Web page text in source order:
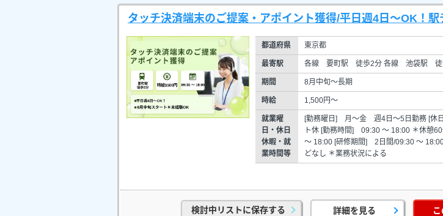
タッチ決済端末のご提案・アポイント獲得/平日週4日～OK！駅
都道府県 東京都
最寄駅 各線 要町駅 徒歩2分 各線 池袋駅 徒
期間 8月中旬～長期
時給 1,500円～
就業曜
日・休日
休暇・就
業時間等
[勤務曜日] 月～金 週4日～5日勤務 [休
ト休 [勤務時間] 09:30 ～ 18:00
～ 18:00 [研修期間] 2日間/09:30 ～
どなし ＊業務状況による
検討中リストに保存する 詳細を見る